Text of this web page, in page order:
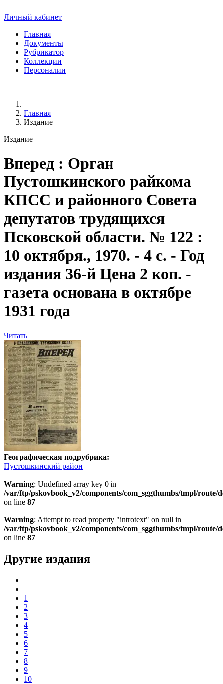
Личный кабинет
Главная
Документы
Рубрикатор
Коллекции
Персоналии
Главная
Издание
Издание
Вперед : Орган
Пустошкинского райкома
КПСС и районного Совета
депутатов трудящихся
Псковской области. № 122 :
10 октября., 1970. - 4 с. - Год
издания 36-й Цена 2 коп. -
газета основана в октябре
1931 года
Читать
Географическая подрубрика:
Пустошкинский район
Warning: Undefined array key 0 in
/var/ftp/pskovbook_v2/components/com_sggthumbs/tmpl/route/
on line 87
Warning: Attempt to read property "introtext" on null in
/var/ftp/pskovbook_v2/components/com_sggthumbs/tmpl/route/
on line 87
Другие издания
1
2
3
4
5
6
7
8
9
10